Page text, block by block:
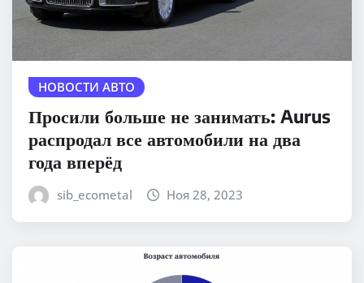
НОВОСТИ АВТО
Просили больше не занимать: Aurus
распродал все автомобили на два
года вперёд
sib_ecometal Ноя 28, 2023